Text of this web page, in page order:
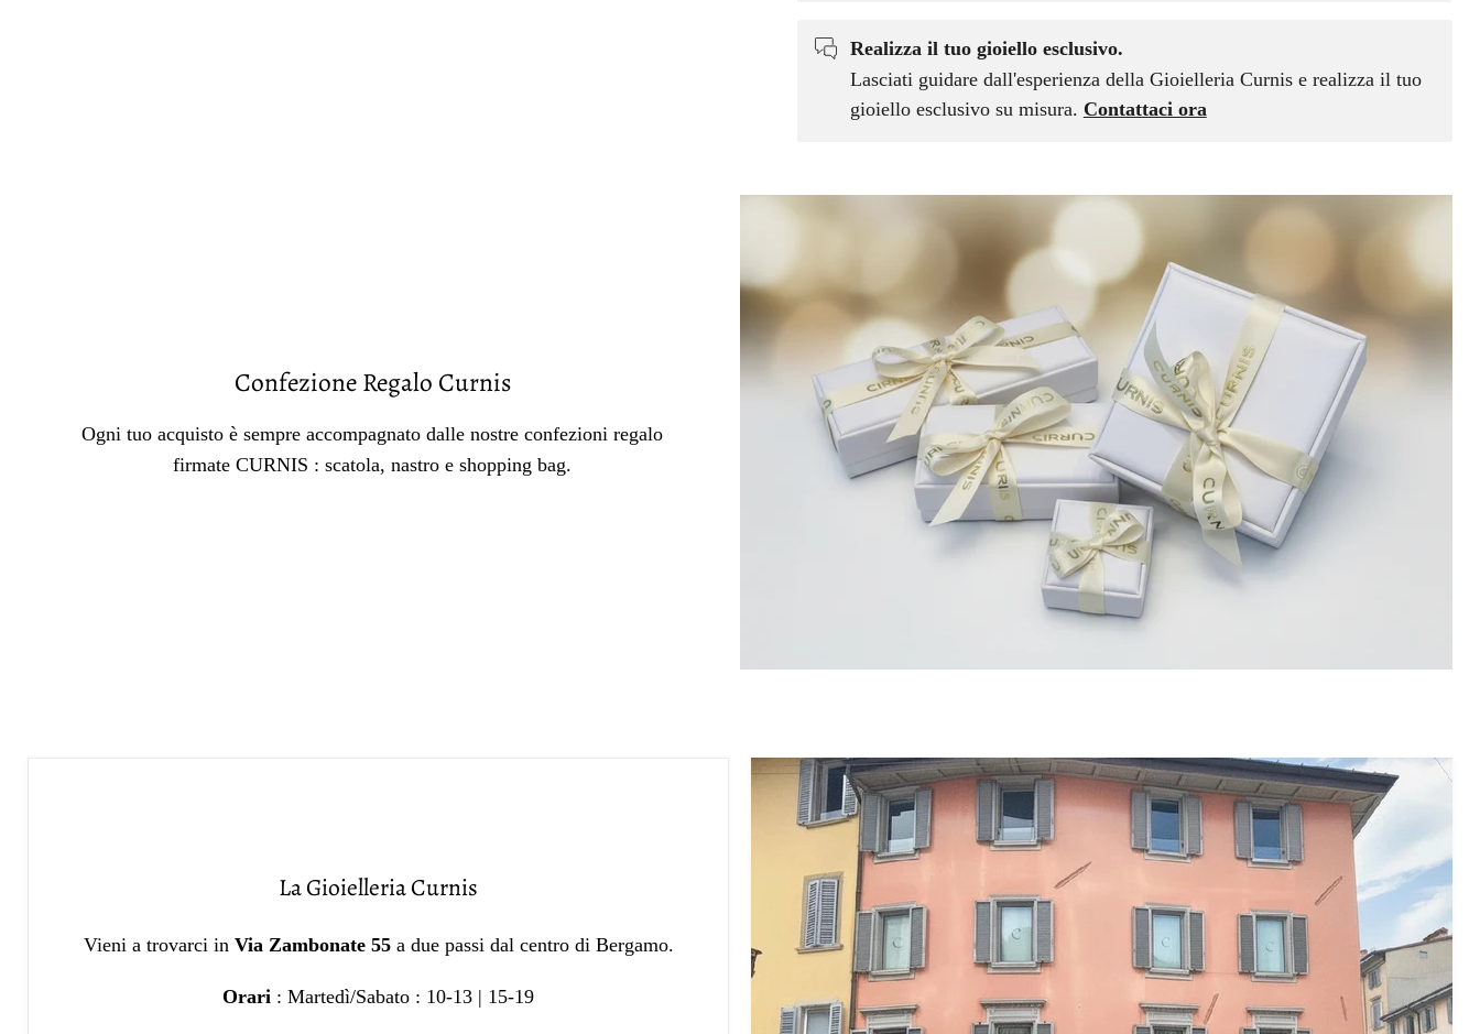
Realizza il tuo gioiello esclusivo.
Lasciati guidare dall'esperienza della Gioielleria Curnis e realizza il tuo
gioiello esclusivo su misura. Contattaci ora
Confezione Regalo Curnis
Ogni tuo acquisto è sempre accompagnato dalle nostre confezioni regalo
firmate CURNIS : scatola, nastro e shopping bag.
La Gioielleria Curnis
Vieni a trovarci in Via Zambonate 55 a due passi dal centro di Bergamo.
Orari : Martedì/Sabato : 10-13 | 15-19